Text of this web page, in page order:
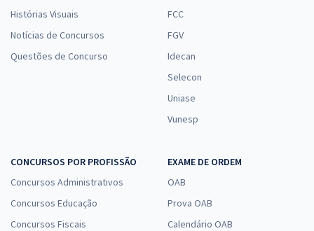
Histórias Visuais
Notícias de Concursos
Questões de Concurso
FCC
FGV
Idecan
Selecon
Uniase
Vunesp
CONCURSOS POR PROFISSÃO
Concursos Administrativos
Concursos Educação
Concursos Fiscais
EXAME DE ORDEM
OAB
Prova OAB
Calendário OAB